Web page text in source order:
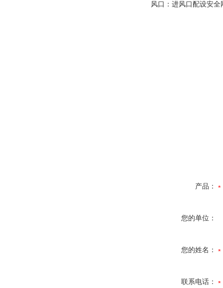
风口：进风口配设安全
产品：
您的单位：
您的姓名：
联系电话：